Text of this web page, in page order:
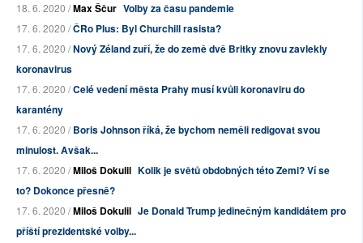
18. 6. 2020 /Max Ščur Volby za času pandemie
17. 6. 2020 /ČRo Plus: Byl Churchill rasista?
17. 6. 2020 /Nový Zéland zuří, že do země dvě Britky znovu zavlekly
koronavirus
17. 6. 2020 /Celé vedení města Prahy musí kvůli koronaviru do
karantény
17. 6. 2020 /Boris Johnson říká, že bychom neměli redigovat svou
minulost. Avšak...
17. 6. 2020 /Miloš Dokulil Kolik je světů obdobných této Zemi? Ví se
to? Dokonce přesně?
17. 6. 2020 /Miloš Dokulil Je Donald Trump jedinečným kandidátem pro
příští prezidentské volby...